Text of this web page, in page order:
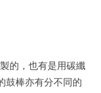
的，也有是用碳纖
鼓棒亦有分不同的